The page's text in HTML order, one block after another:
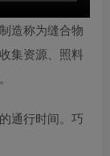
造称为缝合物
集资源、照料
通行时间。巧